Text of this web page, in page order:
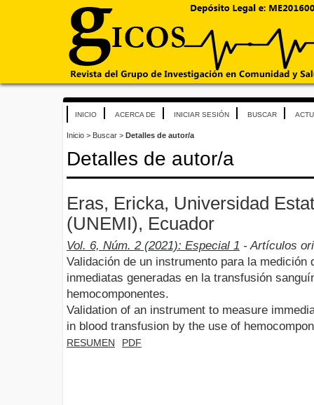
INICIO ACERCA DE INICIAR SESIÓN BUSCAR
Inicio > Buscar > Detalles de autor/a
Detalles de autor/a
Eras, Ericka, Universidad
(UNEMI), Ecuador
Vol. 6, Núm. 2 (2021): Especial 1 - Artículos
Validación de un instrumento para la medición
inmediatas generadas en la transfusión
hemocomponentes.
Validation of an instrument to measure
in blood transfusion by the use of
RESUMEN PDF